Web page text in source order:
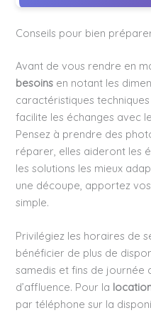
Conseils pour bien
Avant de vous rendre en
besoins en notant les
caractéristiques
facilite les échanges avec
Pensez à prendre des
réparer, elles aideront les
les solutions les mieux
une découpe, apportez
simple.
Privilégiez les horaires de
bénéficier de plus de
samedis et fins de journée
d’affluence. Pour la
par téléphone sur la